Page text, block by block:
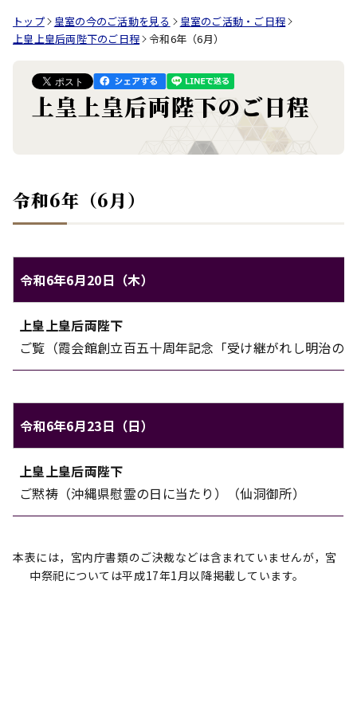
トップ 皇室の今のご活動を見る
皇室のご活動・ご日程
上皇上皇后両陛下のご日程
令和6年（6月）
上皇上皇后両陛下のご日程
令和6年（6月）
令和6年6月20日（木）
対象 内容
上皇上皇后両陛下
ご覧（霞会館創立百五十周年記念「受け継がれし明治の
令和6年6月23日（日）
対象 内容
上皇上皇后両陛下
ご黙祷（沖縄県慰霊の日に当たり）（仙洞御所）
本表には，宮内庁書類のご決裁などは含まれていませんが，宮
中祭祀については平成17年1月以降掲載しています。